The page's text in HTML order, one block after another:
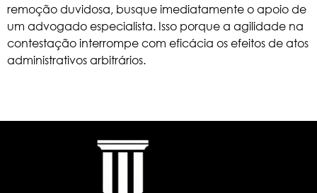
remoção duvidosa, busque imediatamente o apoio de
um advogado especialista. Isso porque a agilidade na
contestação interrompe com eficácia os efeitos de atos
administrativos arbitrários.